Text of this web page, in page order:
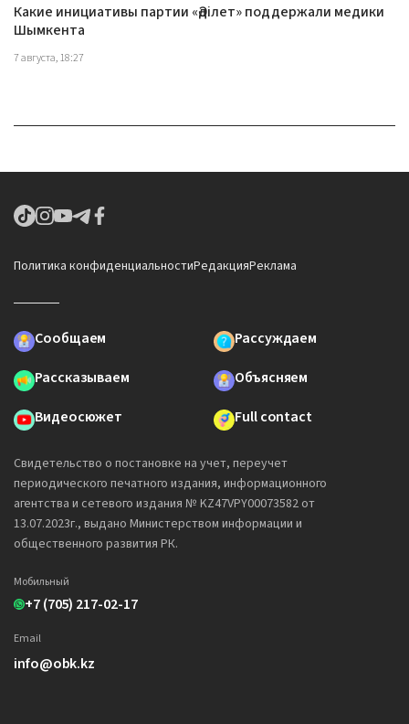
Какие инициативы партии «Әділет» поддержали медики
Шымкента
7 августа, 18:27
Политика конфиденциальностиРедакцияРеклама
Сообщаем
Рассуждаем
Рассказываем
Объясняем
Видеосюжет
Full contact
Свидетельство о постановке на учет, переучет
периодического печатного издания, информационного
агентства и сетевого издания № KZ47VPY00073582 от
13.07.2023г., выдано Министерством информации и
общественного развития РК.
Мобильный
+7 (705) 217-02-17
Email
info@obk.kz